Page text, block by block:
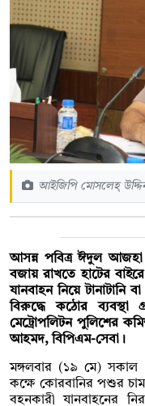
আইজিপি মোসলেহ্
আসন্ন পবিত্র ঈদুল আজহা
বজায় রাখতে হাটের
যানবাহন নিয়ে টানাটানি
বিরুদ্ধে কঠোর
মেট্রোপলিটন পুলিশের
আহমদ, বিপিএম-সেবা।
মঙ্গলবার (১৯ মে) সকাল
কক্ষে কোরবানির পশুর
বহনকারী যানবাহনের